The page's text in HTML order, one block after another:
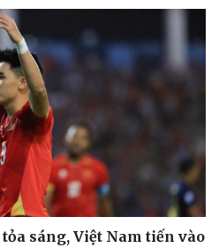
Podcast
Câu chuyện thời sự
Đọc truyện đêm khuya
Cửa sổ tình yêu
Kể chuyện cho bé
Hạt giống tâm hồn
sáng, Việt Nam tiến vào